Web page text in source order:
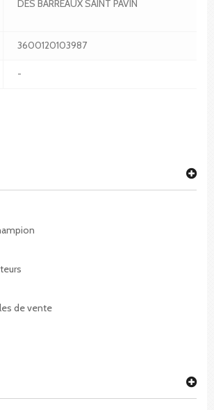
DES BARREAUX SAINT PAVIN
3600120103987
-
de vente